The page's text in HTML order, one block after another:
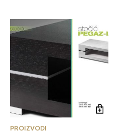
PROIZVODI